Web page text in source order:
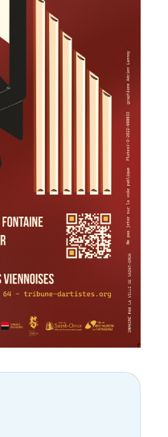
de la
Ville et
partenaires.
obligatoires)
êtes déjà
inscrit(e)
vous
voulez
désinscrire
cliquez ici.